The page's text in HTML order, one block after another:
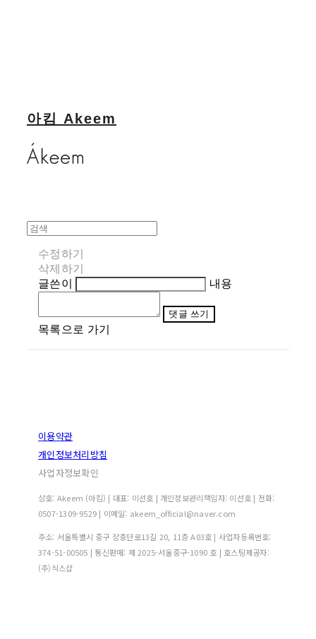
아킴 Akeem
수정하기
삭제하기
글쓴이
내용
댓글 쓰기
목록으로 가기
이용약관
개인정보처리방침
사업자정보확인
상호: Akeem (아킴) | 대표: 이선호 | 개인정보관리책임자: 이선호 | 전화:
0507-1309-9529 | 이메일: akeem_official@naver.com
주소: 서울특별시 중구 장충단로13길 20, 11층 A03호 | 사업자등록번호:
374-51-00505 | 통신판매: 제 2025-서울중구-1090 호 | 호스팅제공자:
(주)식스샵